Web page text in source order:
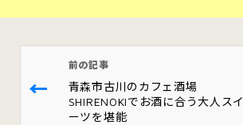
←
前の記事
青森市古川のカフェ酒場
SHIRENOKIでお酒に合う大人スイ
ーツを堪能